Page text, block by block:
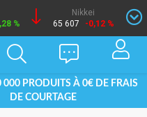
%
Nikkei
65 607
-0,12 %
000 PRODUITS À 0€ DE FRAIS
DE COURTAGE